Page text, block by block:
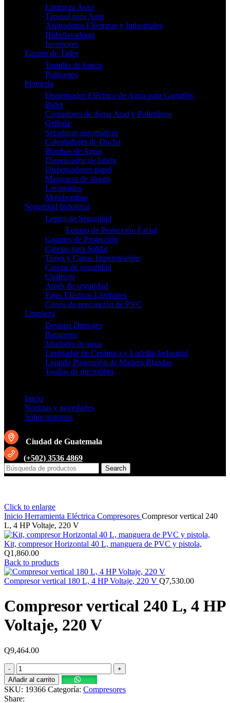
Limpieza Auto
Tapasol para Auto
Aspiradoras Eléctricas y Industriales
Hidrolavadoras
Inversores
Equipo de Taller
Tornillo de banco
Polipastos
Plomería
Dispensador Eléctrico de Agua para Garrafón
Bidet
Contadores de Agua Arad y Polietileno
Grifería
Secadoras automáticas
Calentadores de Ducha
Bombas de Agua
Dispensador de Jabón
Dispensadores papel
Manguera de abasto
Lavatrastos
Motobombas
Seguridad Industrial
Lentes de Seguridad
Equipo de Protección Facial
Guantes de Protección
Caretas para Soldar
Trajes y Capas Impermeables
Cascos de seguridad
Chalecos
Arnés de seguridad
Fajas Elásticas Lumbares
Conos de precaución de PVC
Limpieza
Destapa Drenajes
Basureros
Jaladores de agua
Limpiador de Cerámica y Ladrillo Industrial
Liquido Protección de Madera Blandas
Toallas de microfibra
Inicio
Noticias y novedades
Sobre nosotros
Ciudad de Guatemala
(+502) 3536 4869
Search
Click to enlarge
Inicio Herramienta Eléctrica Compresores Compresor vertical 240
L, 4 HP Voltaje, 220 V
Kit, compresor Horizontal 40 L, manguera de PVC y pistola,
Q1,860.00
Back to products
Compresor vertical 180 L, 4 HP Voltaje, 220 V Q7,530.00
Compresor vertical 240 L, 4 HP
Voltaje, 220 V
Q9,464.00
Compresor
vertical
240
L,
Añadir al carrito
SKU: 19366 Categoría: Compresores
Share: